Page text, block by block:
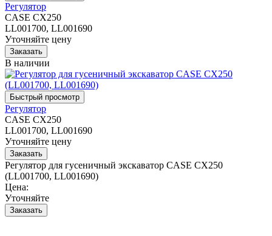
Регулятор
CASE CX250
LL001700, LL001690
Уточняйте цену
В наличии
Регулятор
CASE CX250
LL001700, LL001690
Уточняйте цену
Регулятор для гусеничный экскаватор CASE CX250
(LL001700, LL001690)
Цена:
Уточняйте